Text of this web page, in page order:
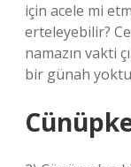
için acele mi
erteleyebilir?
namazın vakti
bir günah